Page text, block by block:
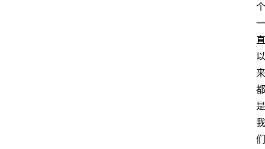
个
一
直
以
来
都
是
我
们